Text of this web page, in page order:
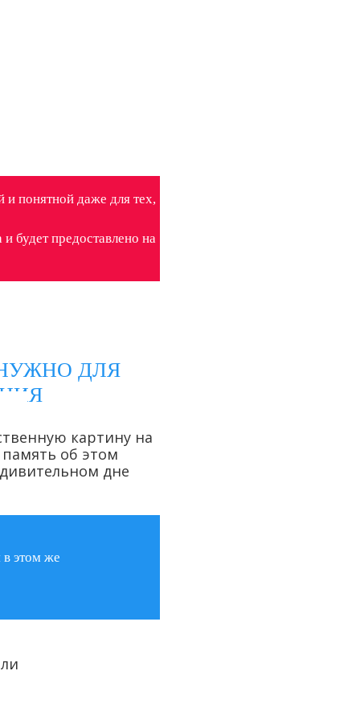
и понятной даже для тех,
будет предоставлено на
ДЛЯ
полной
картину на
память об этом
дне
этом же